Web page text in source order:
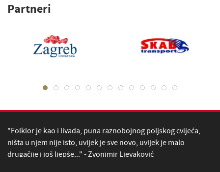
Partneri
"Folklor je kao i livada, puna raznobojnog poljskog cvijeća,
ništa u njem nije isto, uvijek je sve novo, uvijek je malo
drugačije i još ljepše..." - Zvonimir Ljevaković